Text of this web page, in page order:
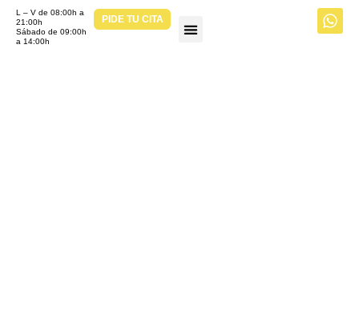
L – V de 08:00h a
21:00h
Sábado de 09:00h
a 14:00h
PIDE TU CITA